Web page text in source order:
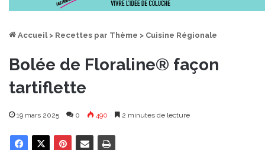
Accueil > Recettes par Thème > Cuisine Régionale
Bolée de Floraline® façon
tartiflette
19 mars 2025 0 490 2 minutes de lecture